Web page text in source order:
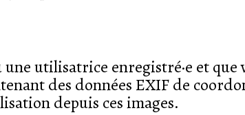
utilisatrice enregistré·e et que
des données EXIF de
depuis ces images.